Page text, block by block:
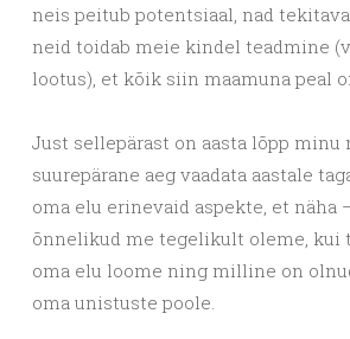
neis peitub potentsiaal, nad
neid toidab meie kindel teadmine
lootus), et kõik siin maamuna peal
Just sellepärast on aasta lõpp minu
suurepärane aeg vaadata aastale
oma elu erinevaid aspekte, et näha
õnnelikud me tegelikult oleme, kui
oma elu loome ning milline on
oma unistuste poole.